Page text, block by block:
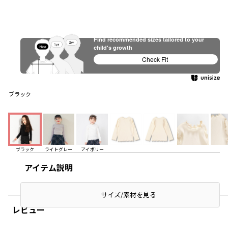
ブラック
ブラック ライトグレー アイボリー
レビュー
アイテム説明
サイズ/素材を見る
Find recommended sizes tailored to your
child's growth
Check Fit